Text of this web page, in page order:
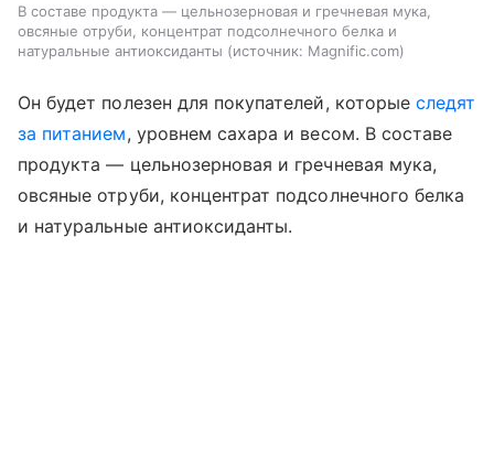
В составе продукта — цельнозерновая и гречневая мука,
овсяные отруби, концентрат подсолнечного белка и
натуральные антиоксиданты
источник: Magnific.com
Он будет полезен для покупателей, которыеследят
за питанием, уровнем сахара и весом. В составе
продукта — цельнозерновая и гречневая мука,
овсяные отруби, концентрат подсолнечного белка
и натуральные антиоксиданты.